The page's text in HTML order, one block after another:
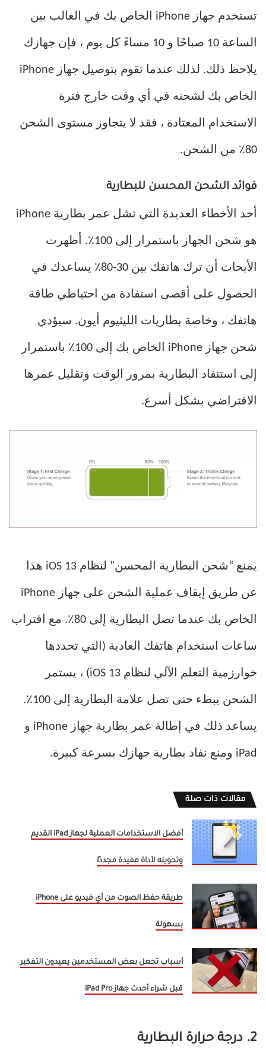
تستخدم جهاز iPhone الخاص بك في الغالب بين
الساعة 10 صباحًا و 10 مساءً كل يوم ، فإن جهازك
يلاحظ ذلك. لذلك عندما تقوم بتوصيل جهاز iPhone
الخاص بك لشحنه في أي وقت خارج فترة
الاستخدام المعتادة ، فقد لا يتجاوز مستوى الشحن
80٪ من الشحن.
فوائد الشحن المحسن للبطارية
أحد الأخطاء العديدة التي تشل عمر بطارية iPhone
هو شحن الجهاز باستمرار إلى 100٪. أظهرت
الأبحاث أن ترك هاتفك بين 30-80٪ يساعدك في
الحصول على أقصى استفادة من احتياطي طاقة
هاتفك ، وخاصة بطاريات الليثيوم أيون. سيؤدي
شحن جهاز iPhone الخاص بك إلى 100٪ باستمرار
إلى استنفاد البطارية بمرور الوقت وتقليل عمرها
الافتراضي بشكل أسرع.
يمنع “شحن البطارية المحسن” لنظام iOS 13 هذا
عن طريق إيقاف عملية الشحن على جهاز iPhone
الخاص بك عندما تصل البطارية إلى 80٪. مع اقتراب
ساعات استخدام هاتفك العادية (التي تحددها
خوارزمية التعلم الآلي لنظام iOS 13) ، يستمر
الشحن ببطء حتى تصل علامة البطارية إلى 100٪.
يساعد ذلك في إطالة عمر بطارية جهاز iPhone و
iPad ومنع نفاد بطارية جهازك بسرعة كبيرة.
مقالات ذات صلة
أفضل الاستخدامات العملية لجهاز iPad القديم
وتحويله لأداة مفيدة مجددًا
طريقة حفظ الصوت من أي فيديو على iPhone
بسهولة
أسباب تجعل بعض المستخدمين يعيدون التفكير
قبل شراء أحدث جهاز iPad Pro
2. درجة حرارة البطارية